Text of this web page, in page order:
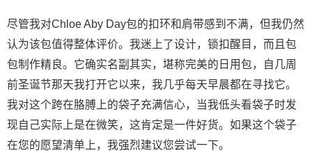
尽管我对Chloe Aby Day包的扣环和肩带感到不满，但我仍然
认为该包值得整体评价。我迷上了设计，锁扣醒目，而且包
包制作精良。它确实名副其实，堪称完美的日用包，自几周
前圣诞节那天我打开它以来，我几乎每天早晨都在寻找它。
我对这个跨在胳膊上的袋子充满信心，当我低头看袋子时发
现自己实际上是在微笑，这肯定是一件好货。如果这个袋子
在您的愿望清单上，我强烈建议您尝试一下。